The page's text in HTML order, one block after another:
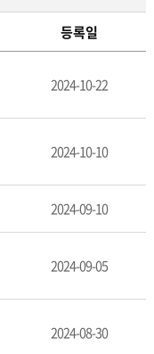
등록일
2024-10-22
2024-10-10
2024-09-10
2024-09-05
2024-08-30